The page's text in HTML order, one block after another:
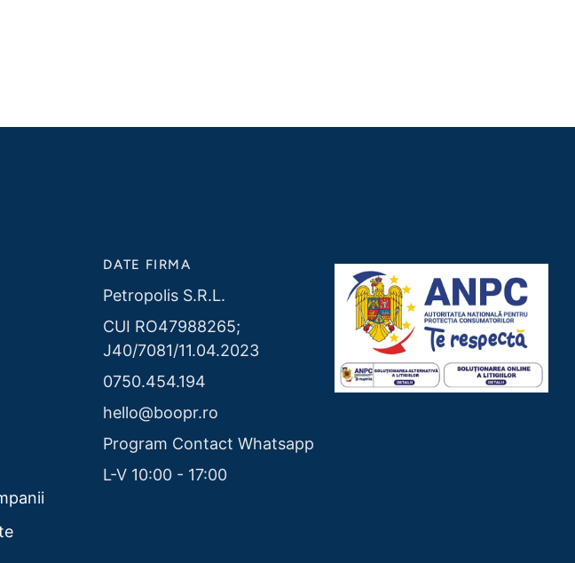
DATE FIRMA
Petropolis S.R.L.
CUI RO47988265;
J40/7081/11.04.2023
0750.454.194
hello@boopr.ro
Program Contact Whatsapp
L-V 10:00 - 17:00